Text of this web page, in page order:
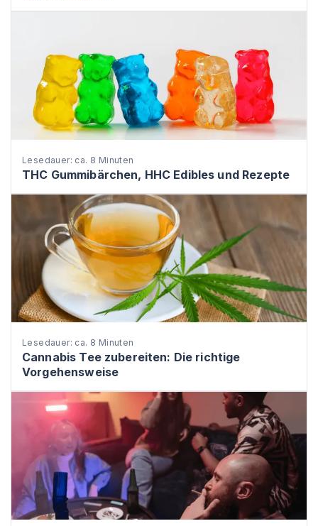
Lesedauer: ca. 8 Minuten
THC Gummibärchen, HHC Edibles und Rezepte
Lesedauer: ca. 8 Minuten
Cannabis Tee zubereiten: Die richtige
Vorgehensweise